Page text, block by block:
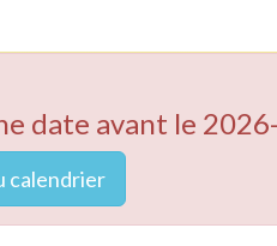
date avant le
calendrier